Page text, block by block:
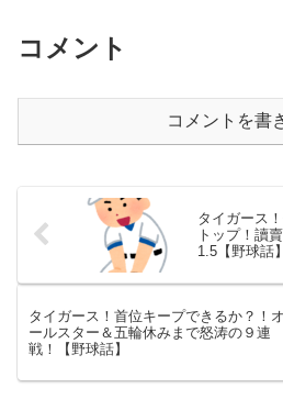
コメント
コメントを書
タイガース
トップ！讀
1.5【野球話】
タイガース！首位キープできるか？！オ
ールスター＆五輪休みまで怒涛の９連
戦！【野球話】